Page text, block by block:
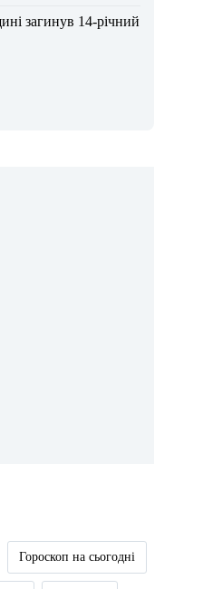
загинув 14-річний
Гороскоп на сьогодні